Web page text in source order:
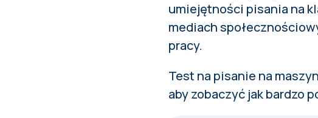
umiejętności pisania na
mediach
pracy.
Test na pisanie na
aby zobaczyć jak bardzo